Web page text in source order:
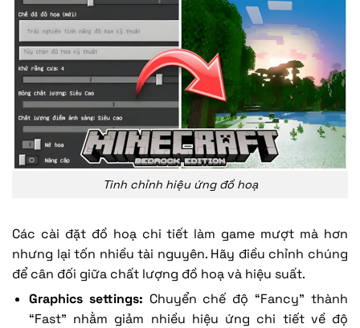
Tinh chỉnh hiệu ứng đồ hoạ
Các cài đặt đồ hoạ chi tiết làm game mượt mà hơn
nhưng lại tốn nhiều tài nguyên. Hãy điều chỉnh chúng
để cân đối giữa chất lượng đồ hoạ và hiệu suất.
Graphics settings: Chuyển chế độ “Fancy” thành
“Fast” nhằm giảm nhiều hiệu ứng chi tiết về độ